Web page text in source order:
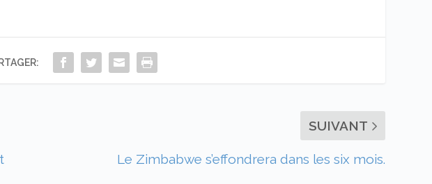
SUIVANT
Le Zimbabwe s’effondrera dans les six mois.